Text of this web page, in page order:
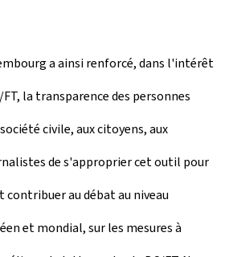
a ainsi renforcé, dans l'intérêt
la transparence des personnes
civile, aux citoyens, aux
de s'approprier cet outil pour
au débat au niveau
et mondial, sur les mesures à